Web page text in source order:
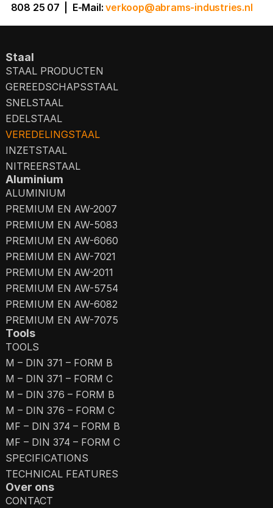
808 25 07
E-Mail:verkoop@abrams-industries.nl
Staal
STAAL PRODUCTEN
GEREEDSCHAPSSTAAL
SNELSTAAL
EDELSTAAL
VEREDELINGSTAAL
INZETSTAAL
NITREERSTAAL
Aluminium
ALUMINIUM
PREMIUM EN AW-2007
PREMIUM EN AW-5083
PREMIUM EN AW-6060
PREMIUM EN AW-7021
PREMIUM EN AW-2011
PREMIUM EN AW-5754
PREMIUM EN AW-6082
PREMIUM EN AW-7075
Tools
TOOLS
M – DIN 371 – FORM B
M – DIN 371 – FORM C
M – DIN 376 – FORM B
M – DIN 376 – FORM C
MF – DIN 374 – FORM B
MF – DIN 374 – FORM C
SPECIFICATIONS
TECHNICAL FEATURES
Over ons
CONTACT